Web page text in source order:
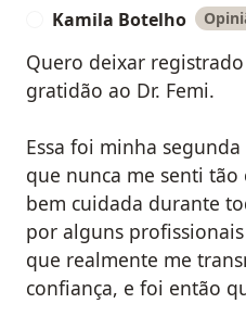
Kamila Botelho
Quero deixar
gratidão ao Dr. Femi.
Essa foi minha
que nunca me senti
bem cuidada durante
por alguns
que realmente me
confiança, e foi então